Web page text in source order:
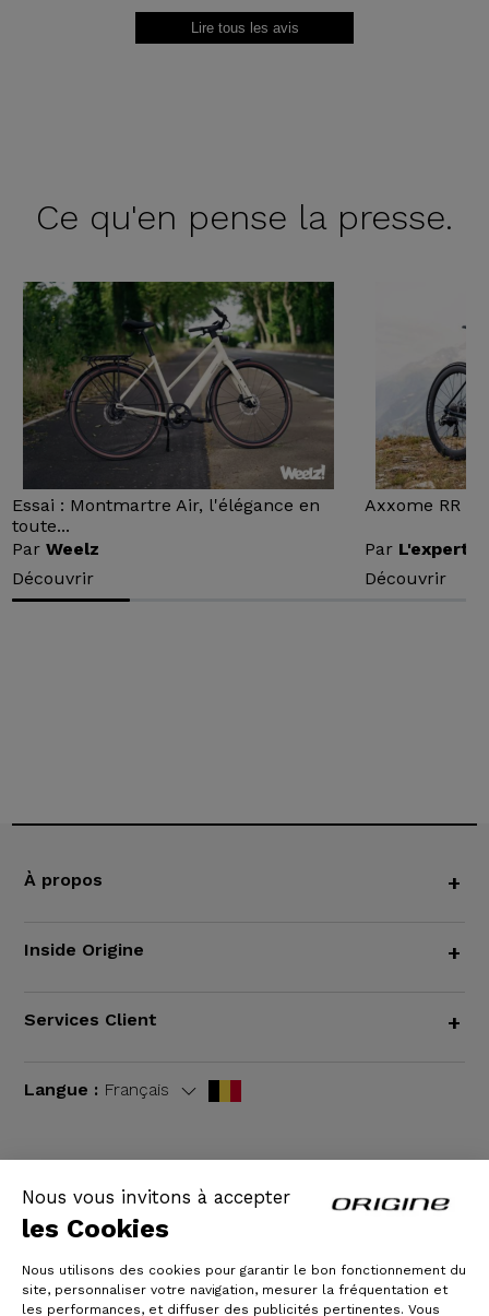
Nous vous invitons à accepter
les Cookies
Nous utilisons des cookies pour garantir le bon fonctionnement du
site, personnaliser votre navigation, mesurer la fréquentation et
les performances, et diffuser des publicités pertinentes. Vous
Lire tous les avis
Ce qu'en pense la presse.
Essai : Montmartre Air, l'élégance en
toute...
ParWeelz
Découvrir
Axxome RR :
Par L'expert
Découvrir
À propos +
Inside Origine +
Services Client +
Langue : Français
CGV | Mentions légales